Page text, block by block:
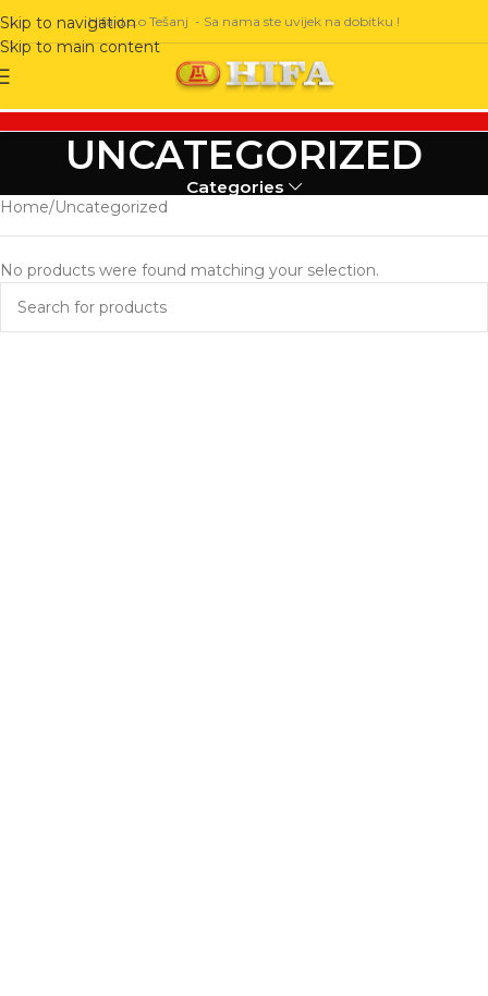
Skip to navigation
Skip to main content
Hifa d.o.o Tešanj - Sa nama ste uvijek na dobitku !
UNCATEGORIZED
Categories
Home Uncategorized
No products were found matching your selection.